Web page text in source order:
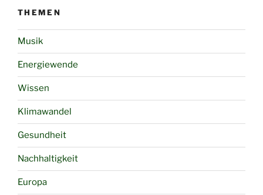
THEMEN
Musik
Energiewende
Wissen
Klimawandel
Gesundheit
Nachhaltigkeit
Europa